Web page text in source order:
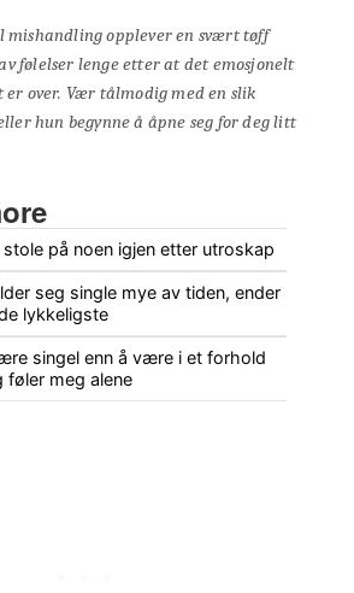
mishandling opplever en svært tøff
følelser lenge etter at det emosjonelt
over. Vær tålmodig med en slik
hun begynne å åpne seg for deg litt
på noen igjen etter utroskap
seg single mye av tiden, ender
lykkeligste
singel enn å være i et forhold
føler meg alene